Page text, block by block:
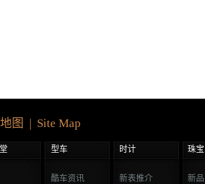
图 | Site Map
型车 时计 珠宝
酷车资讯 新表推介 新品